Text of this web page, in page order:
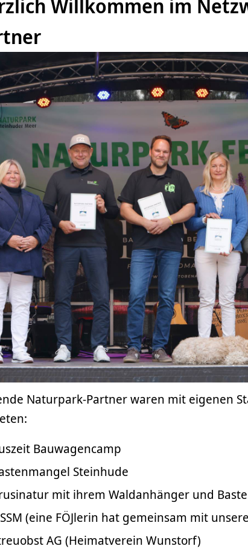
Willkommen im
Naturpark-Partner waren mit eigenen
Bauwagencamp
Steinhude
mit ihrem Waldanhänger und
(eine FÖJlerin hat gemeinsam mit
AG (Heimatverein Wunstorf)